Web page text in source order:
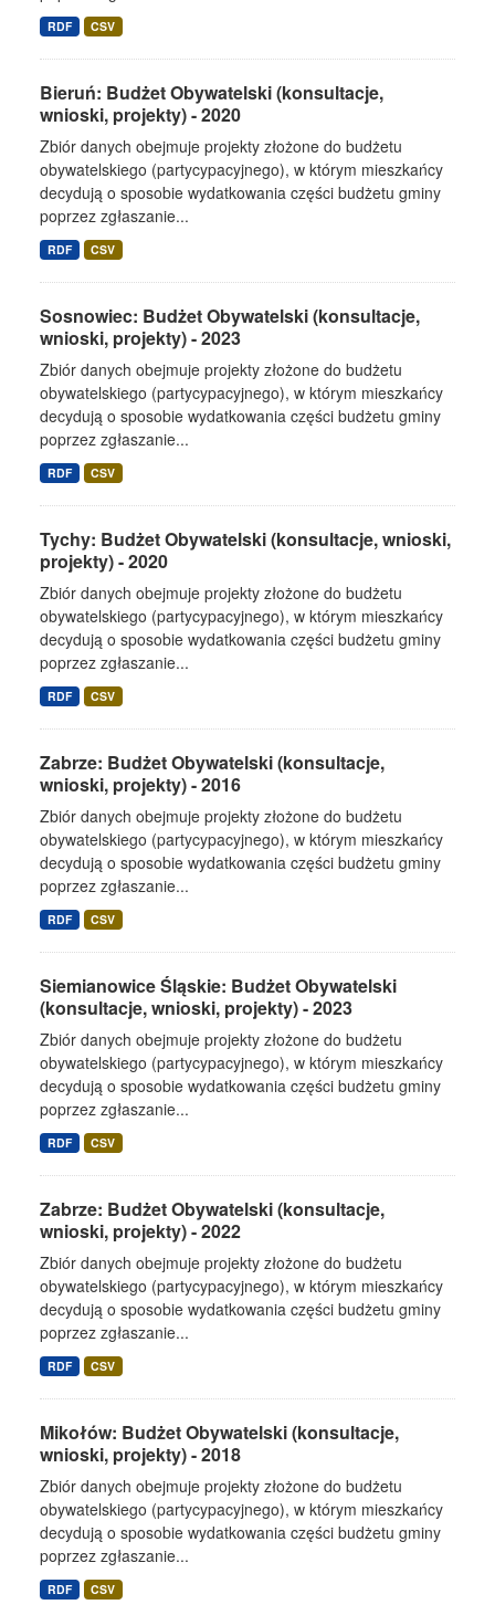
RDF CSV
Bieruń: Budżet Obywatelski (konsultacje,
wnioski, projekty) - 2020
Zbiór danych obejmuje projekty złożone do budżetu
obywatelskiego (partycypacyjnego), w którym mieszkańcy
decydują o sposobie wydatkowania części budżetu gminy
poprzez zgłaszanie...
RDF CSV
Sosnowiec: Budżet Obywatelski (konsultacje,
wnioski, projekty) - 2023
Zbiór danych obejmuje projekty złożone do budżetu
obywatelskiego (partycypacyjnego), w którym mieszkańcy
decydują o sposobie wydatkowania części budżetu gminy
poprzez zgłaszanie...
RDF CSV
Tychy: Budżet Obywatelski (konsultacje, wnioski,
projekty) - 2020
Zbiór danych obejmuje projekty złożone do budżetu
obywatelskiego (partycypacyjnego), w którym mieszkańcy
decydują o sposobie wydatkowania części budżetu gminy
poprzez zgłaszanie...
RDF CSV
Zabrze: Budżet Obywatelski (konsultacje,
wnioski, projekty) - 2016
Zbiór danych obejmuje projekty złożone do budżetu
obywatelskiego (partycypacyjnego), w którym mieszkańcy
decydują o sposobie wydatkowania części budżetu gminy
poprzez zgłaszanie...
RDF CSV
Siemianowice Śląskie: Budżet Obywatelski
(konsultacje, wnioski, projekty) - 2023
Zbiór danych obejmuje projekty złożone do budżetu
obywatelskiego (partycypacyjnego), w którym mieszkańcy
decydują o sposobie wydatkowania części budżetu gminy
poprzez zgłaszanie...
RDF CSV
Zabrze: Budżet Obywatelski (konsultacje,
wnioski, projekty) - 2022
Zbiór danych obejmuje projekty złożone do budżetu
obywatelskiego (partycypacyjnego), w którym mieszkańcy
decydują o sposobie wydatkowania części budżetu gminy
poprzez zgłaszanie...
RDF CSV
Mikołów: Budżet Obywatelski (konsultacje,
wnioski, projekty) - 2018
Zbiór danych obejmuje projekty złożone do budżetu
obywatelskiego (partycypacyjnego), w którym mieszkańcy
decydują o sposobie wydatkowania części budżetu gminy
poprzez zgłaszanie...
RDF CSV